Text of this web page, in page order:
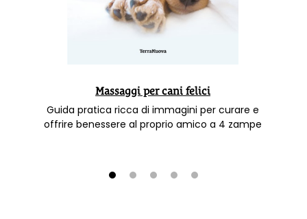
Massaggi per cani felici
Guida pratica ricca di immagini per curare e
offrire benessere al proprio amico a 4 zampe